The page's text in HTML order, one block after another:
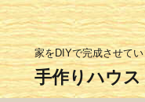
家をDIYで完成させて
手作りハウ